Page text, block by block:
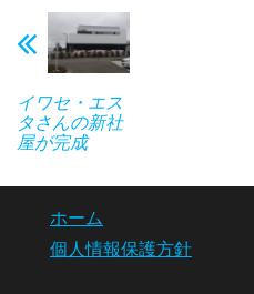
イワセ・エス
タさんの新社
屋が完成
ホーム
個人情報保護方針